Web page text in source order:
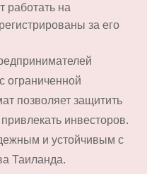
работать на
за его
ограниченной
позволяет защитить
инвесторов.
и устойчивым с
Таиланда.